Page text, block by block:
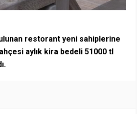
restorant yeni sahiplerine
aylık kira bedeli 51000 tl